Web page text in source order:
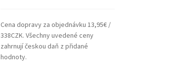
Cena dopravy za objednávku 13,95€ /
338CZK. Všechny uvedené ceny
zahrnují českou daň z přidané
hodnoty.